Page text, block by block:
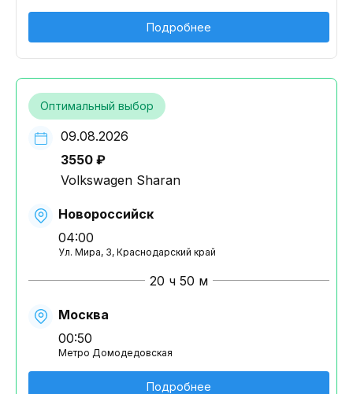
Подробнее
Оптимальный выбор
09.08.2026
3550 ₽
Volkswagen Sharan
Новороссийск
04:00
Ул. Мира, 3, Краснодарский край
20 ч 50 м
Москва
00:50
Метро Домодедовская
Подробнее